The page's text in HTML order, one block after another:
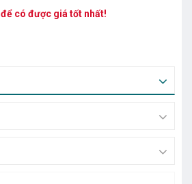
để có được giá tốt nhất!